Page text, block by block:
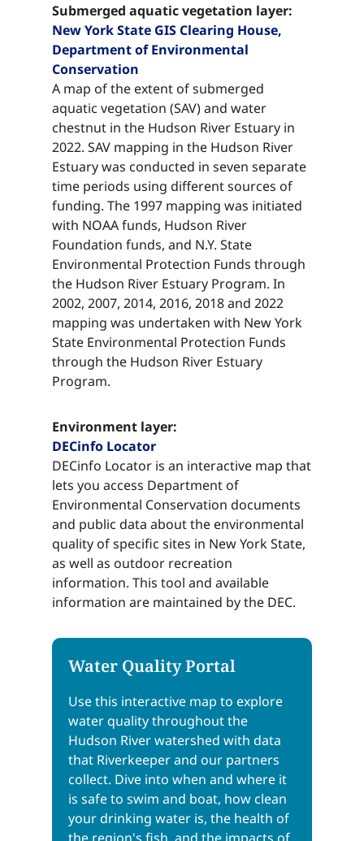
Submerged aquatic vegetation layer:​​​​‌ ‍ ​‍​‍‌‍ ‌ ​‍‌‍‍‌‌‍‌ ‌‍‍‌‌‍ ‍​‍​‍​ ‍‍​‍​‍‌ ​ ‌‍​‌‌‍ ‍‌‍‍‌‌ ‌​‌ ‍‌​‍ ‍‌‍‍‌‌‍ ​‍​‍​‍ ​​‍​‍‌‍‍​‌ ​‍‌‍‌‌‌‍‌‍​‍​‍​ ‍‍​‍​‍‌‍‍​‌ ‌​‌ ‌​‌ ​​‌ ​ ​ ‍‍​‍ ​‍ ‌‍​ ‌‍ ‌‌ ​ ​‍ ‍‌‍ ‌‌‍​‌‌‍‍‌‌‍ ‍​‍ ‍​ ​‍​ ​​​ ​‍​ ‌​‌ ​‍‌‍‌‌‌‍‌​‌‍‌‌‌ ​ ‌‍‍‌‌‍‌ ‌‍ ‍​‍ ‍‌ ​‍‌‍‍‌‌ ‌‍‌‍‌‌‌ ​‍‌‍‍ ‌‍‌‌‌‍‌‌‌ ​​‌‍‌‌‌ ​‍​‍ ‍‌‍ ‌ ​‍‌‍‌ ​‍ ‌‍‍‌‌‍ ‍‌ ‌​‌‍‌‌‌‍ ‍‌ ‌​​‍ ‌‍‌‌‌‍‌​‌‍‍‌‌ ‌​​‍ ‌‍ ‌‌‍ ‌‍‌​‌‍‌‌​ ‌‌ ​​‌ ​‍‌‍‌‌‌ ​ ‌‍‌‌‌‍ ‍‌ ‌​‌‍​‌‌ ‌​‌‍‍‌‌‍ ‌‍ ‍​ ‍ ‌‍‍‌‌‍‌​​ ‌​ ​​​ ‌‌​ ‌‌​ ​ ‌‍​‌‌‍​‍‌‍​‌​ ‌‍​‍ ‌‌‍​‍​ ​‍​ ‌‍‌‍‌‌​‍ ‌​ ‌​‌‍‌​​ ‌ ​ ‌‍​‍ ‌​ ‍​​ ‍‌‌‍‌‍​ ‌​​‍ ‌​ ‌​​ ​ ​ ‍​​ ‍​‌‍‌​‌‍​‌​ ‌‍​ ‍‌​ ​ ​ ‌‍​ ‌ ​ ​‍​ ‍ ‌ ‌​‌ ‍‌‌ ​​‌‍‌‌​ ‌‌‍​‌‌ ​‍‌ ‌​‌‍‍‌‌‍​ ‌‍ ​‌‍‌‌​ ‍ ‌ ​​‌‍​‌‌ ‌​‌‍‍​​ ‌‌‍​ ‌‍ ‌‍ ‍‌ ‌​‌‍‌‌‌‍ ‍‌ ‌​​‍‌‌​ ‌‌‌​​‍‌‌ ‌‍‍ ‌‍‌‌‌ ‍‌​‍‌‌​ ​ ‌​‌​​‍‌‌​ ​ ‌​‌​​‍‌‌​ ​‍​ ​‍‌‍​‌​ ‍​‌‍​‌‌‍​‍​ ​ ‌‍​‌‌‍​‌​ ‌​‌‍‌‍​ ‌​​ ​‍​ ​​​‍‌‌​ ​‍​ ​‍​‍‌‌​ ‌‌‌​‌​​‍ ‍‌‍​ ‌‍‍​‌‍‍‌‌‍ ​‌‍‌​‌ ​‍‌‍‌‌‌‍ ‍​‍‌‌​ ‌‌‌​​‍‌‌ ‌‍‍ ‌‍‌‌‌ ‍‌​‍‌‌​ ​ ‌​‌​​‍‌‌​ ​ ‌​‌​​‍‌‌​ ​‍​ ​‍​ ‌‌​ ​ ‌‍​ ​ ​‌​ ‌ ‌‍‌‍‌‍​‍​ ​ ​ ‌‌​ ‍‌​ ​‍​ ​‍​‍‌‌​ ​‍​ ​‍​‍‌‌​ ‌‌‌​‌​​‍ ‍‌ ‌​‌‍‌‌‌ ‍​‌ ‌​​ ‌‍​‍‌‍​‌‌ ​ ‌‍‌‌‌‌‌‌‌ ​‍‌‍ ​​ ‌‌‍‍​‌ ‌​‌ ‌​‌ ​​‌ ​ ​‍‌‌​ ​ ‌​​‌​‍‌‌​ ​‍‌​‌‍​‍‌‌​ ​‍‌​‌‍‌‍​ ‌‍ ‌‌ ​ ​‍ ‍‌‍ ‌‌‍​‌‌‍‍‌‌‍ ‍​‍ ‍​ ​‍​ ​​​ ​‍​ ‌​‌ ​‍‌‍‌‌‌‍‌​‌‍‌‌‌ ​ ‌‍‍‌‌‍‌ ‌‍ ‍​‍ ‍‌ ​‍‌‍‍‌‌ ‌‍‌‍‌‌‌ ​‍‌‍‍ ‌‍‌‌‌‍‌‌‌ ​​‌‍‌‌‌ ​‍​‍ ‍‌‍ ‌ ​‍‌‍‌ ​‍‌‍‌‍‍‌‌‍‌​​ ‌​ ​​​ ‌‌​ ‌‌​ ​ ‌‍​‌‌‍​‍‌‍​‌​ ‌‍​‍ ‌‌‍​‍​ ​‍​ ‌‍‌‍‌‌​‍ ‌​ ‌​‌‍‌​​ ‌ ​ ‌‍​‍ ‌​ ‍​​ ‍‌‌‍‌‍​ ‌​​‍ ‌​ ‌​​ ​ ​ ‍​​ ‍​‌‍‌​‌‍​‌​ ‌‍​ ‍‌​ ​ ​ ‌‍​ ‌ ​ ​‍​‍‌‍‌ ‌​‌ ‍‌‌ ​​‌‍‌‌​ ‌‌‍​‌‌ ​‍‌ ‌​‌‍‍‌‌‍​ ‌‍ ​‌‍‌‌​‍‌‍‌ ​​‌‍​‌‌ ‌​‌‍‍​​ ‌‌‍​ ‌‍ ‌‍ ‍‌ ‌​‌‍‌‌‌‍ ‍‌ ‌​​‍‌‌​ ‌‌‌​​‍‌‌ ‌‍‍ ‌‍‌‌‌ ‍‌​‍‌‌​ ​ ‌​‌​​‍‌‌​ ​ ‌​‌​​‍‌‌​ ​‍​ ​‍‌‍​‌​ ‍​‌‍​‌‌‍​‍​ ​ ‌‍​‌‌‍​‌​ ‌​‌‍‌‍​ ‌​​ ​‍​ ​​​‍‌‌​ ​‍​ ​‍​‍‌‌​ ‌‌‌​‌​​‍ ‍‌‍​ ‌‍‍​‌‍‍‌‌‍ ​‌‍‌​‌ ​‍‌‍‌‌‌‍ ‍​‍‌‌​ ‌‌‌​​‍‌‌ ‌‍‍ ‌‍‌‌‌ ‍‌​‍‌‌​ ​ ‌​‌​​‍‌‌​ ​ ‌​‌​​‍‌‌​ ​‍​ ​‍​ ‌‌​ ​ ‌‍​ ​ ​‌​ ‌ ‌‍‌‍‌‍​‍​ ​ ​ ‌‌​ ‍‌​ ​‍​ ​‍​‍‌‌​ ​‍​ ​‍​‍‌‌​ ‌‌‌​‌​​‍ ‍‌ ‌​‌‍‌‌‌ ‍​‌ ‌​​‍‌‍‌ ​​‌‍‌‌‌ ​‍‌ ​ ‌ ​​‌‍‌‌‌‍​ ‌ ‌​‌‍‍‌‌ ‌‍‌‍‌‌​ ‌‌ ​​‌ ‌‌‌‍​‍‌‍ ​‌‍‍‌‌ ​ ‌‍‍​‌‍‌‌‌‍‌​​‍​‍‌ ‌
New York State GIS Clearing House,
Department of Environmental
Conservation​​​​‌ ‍ ​‍​‍‌‍ ‌ ​‍‌‍‍‌‌‍‌ ‌‍‍‌‌‍ ‍​‍​‍​ ‍‍​‍​‍‌ ​ ‌‍​‌‌‍ ‍‌‍‍‌‌ ‌​‌ ‍‌​‍ ‍‌‍‍‌‌‍ ​‍​‍​‍ ​​‍​‍‌‍‍​‌ ​‍‌‍‌‌‌‍‌‍​‍​‍​ ‍‍​‍​‍‌‍‍​‌ ‌​‌ ‌​‌ ​​‌ ​ ​ ‍‍​‍ ​‍ ‌‍​ ‌‍ ‌‌ ​ ​‍ ‍‌‍ ‌‌‍​‌‌‍‍‌‌‍ ‍​‍ ‍​ ​‍​ ​​​ ​‍​ ‌​‌ ​‍‌‍‌‌‌‍‌​‌‍‌‌‌ ​ ‌‍‍‌‌‍‌ ‌‍ ‍​‍ ‍‌ ​‍‌‍‍‌‌ ‌‍‌‍‌‌‌ ​‍‌‍‍ ‌‍‌‌‌‍‌‌‌ ​​‌‍‌‌‌ ​‍​‍ ‍‌‍ ‌ ​‍‌‍‌ ​‍ ‌‍‍‌‌‍ ‍‌ ‌​‌‍‌‌‌‍ ‍‌ ‌​​‍ ‌‍‌‌‌‍‌​‌‍‍‌‌ ‌​​‍ ‌‍ ‌‌‍ ‌‍‌​‌‍‌‌​ ‌‌ ​​‌ ​‍‌‍‌‌‌ ​ ‌‍‌‌‌‍ ‍‌ ‌​‌‍​‌‌ ‌​‌‍‍‌‌‍ ‌‍ ‍​ ‍ ‌‍‍‌‌‍‌​​ ‌​ ​​​ ‌‌​ ‌‌​ ​ ‌‍​‌‌‍​‍‌‍​‌​ ‌‍​‍ ‌‌‍​‍​ ​‍​ ‌‍‌‍‌‌​‍ ‌​ ‌​‌‍‌​​ ‌ ​ ‌‍​‍ ‌​ ‍​​ ‍‌‌‍‌‍​ ‌​​‍ ‌​ ‌​​ ​ ​ ‍​​ ‍​‌‍‌​‌‍​‌​ ‌‍​ ‍‌​ ​ ​ ‌‍​ ‌ ​ ​‍​ ‍ ‌ ‌​‌ ‍‌‌ ​​‌‍‌‌​ ‌‌‍​‌‌ ​‍‌ ‌​‌‍‍‌‌‍​ ‌‍ ​‌‍‌‌​ ‍ ‌ ​​‌‍​‌‌ ‌​‌‍‍​​ ‌‌‍​ ‌‍ ‌‍ ‍‌ ‌​‌‍‌‌‌‍ ‍‌ ‌​​‍‌‌​ ‌‌‌​​‍‌‌ ‌‍‍ ‌‍‌‌‌ ‍‌​‍‌‌​ ​ ‌​‌​​‍‌‌​ ​ ‌​‌​​‍‌‌​ ​‍​ ​‍‌‍​‌​ ‍​‌‍​‌‌‍​‍​ ​ ‌‍​‌‌‍​‌​ ‌​‌‍‌‍​ ‌​​ ​‍​ ​​​‍‌‌​ ​‍​ ​‍​‍‌‌​ ‌‌‌​‌​​‍ ‍‌‍​ ‌‍‍​‌‍‍‌‌‍ ​‌‍‌​‌ ​‍‌‍‌‌‌‍ ‍​‍‌‌​ ‌‌‌​​‍‌‌ ‌‍‍ ‌‍‌‌‌ ‍‌​‍‌‌​ ​ ‌​‌​​‍‌‌​ ​ ‌​‌​​‍‌‌​ ​‍​ ​‍‌‍​‌​ ​‌​ ‌‌​ ‌‌​ ​​​ ‍​​ ‌ ‌‍‌​‌‍​‍​ ​‌​ ‌ ​ ​ ​‍‌‌​ ​‍​ ​‍​‍‌‌​ ‌‌‌​‌​​‍ ‍‌ ‌​‌‍‌‌‌ ‍​‌ ‌​​ ‌‍​‍‌‍​‌‌ ​ ‌‍‌‌‌‌‌‌‌ ​‍‌‍ ​​ ‌‌‍‍​‌ ‌​‌ ‌​‌ ​​‌ ​ ​‍‌‌​ ​ ‌​​‌​‍‌‌​ ​‍‌​‌‍​‍‌‌​ ​‍‌​‌‍‌‍​ ‌‍ ‌‌ ​ ​‍ ‍‌‍ ‌‌‍​‌‌‍‍‌‌‍ ‍​‍ ‍​ ​‍​ ​​​ ​‍​ ‌​‌ ​‍‌‍‌‌‌‍‌​‌‍‌‌‌ ​ ‌‍‍‌‌‍‌ ‌‍ ‍​‍ ‍‌ ​‍‌‍‍‌‌ ‌‍‌‍‌‌‌ ​‍‌‍‍ ‌‍‌‌‌‍‌‌‌ ​​‌‍‌‌‌ ​‍​‍ ‍‌‍ ‌ ​‍‌‍‌ ​‍‌‍‌‍‍‌‌‍‌​​ ‌​ ​​​ ‌‌​ ‌‌​ ​ ‌‍​‌‌‍​‍‌‍​‌​ ‌‍​‍ ‌‌‍​‍​ ​‍​ ‌‍‌‍‌‌​‍ ‌​ ‌​‌‍‌​​ ‌ ​ ‌‍​‍ ‌​ ‍​​ ‍‌‌‍‌‍​ ‌​​‍ ‌​ ‌​​ ​ ​ ‍​​ ‍​‌‍‌​‌‍​‌​ ‌‍​ ‍‌​ ​ ​ ‌‍​ ‌ ​ ​‍​‍‌‍‌ ‌​‌ ‍‌‌ ​​‌‍‌‌​ ‌‌‍​‌‌ ​‍‌ ‌​‌‍‍‌‌‍​ ‌‍ ​‌‍‌‌​‍‌‍‌ ​​‌‍​‌‌ ‌​‌‍‍​​ ‌‌‍​ ‌‍ ‌‍ ‍‌ ‌​‌‍‌‌‌‍ ‍‌ ‌​​‍‌‌​ ‌‌‌​​‍‌‌ ‌‍‍ ‌‍‌‌‌ ‍‌​‍‌‌​ ​ ‌​‌​​‍‌‌​ ​ ‌​‌​​‍‌‌​ ​‍​ ​‍‌‍​‌​ ‍​‌‍​‌‌‍​‍​ ​ ‌‍​‌‌‍​‌​ ‌​‌‍‌‍​ ‌​​ ​‍​ ​​​‍‌‌​ ​‍​ ​‍​‍‌‌​ ‌‌‌​‌​​‍ ‍‌‍​ ‌‍‍​‌‍‍‌‌‍ ​‌‍‌​‌ ​‍‌‍‌‌‌‍ ‍​‍‌‌​ ‌‌‌​​‍‌‌ ‌‍‍ ‌‍‌‌‌ ‍‌​‍‌‌​ ​ ‌​‌​​‍‌‌​ ​ ‌​‌​​‍‌‌​ ​‍​ ​‍‌‍​‌​ ​‌​ ‌‌​ ‌‌​ ​​​ ‍​​ ‌ ‌‍‌​‌‍​‍​ ​‌​ ‌ ​ ​ ​‍‌‌​ ​‍​ ​‍​‍‌‌​ ‌‌‌​‌​​‍ ‍‌ ‌​‌‍‌‌‌ ‍​‌ ‌​​‍‌‍‌ ​​‌‍‌‌‌ ​‍‌ ​ ‌ ​​‌‍‌‌‌‍​ ‌ ‌​‌‍‍‌‌ ‌‍‌‍‌‌​ ‌‌ ​​‌ ‌‌‌‍​‍‌‍ ​‌‍‍‌‌ ​ ‌‍‍​‌‍‌‌‌‍‌​​‍​‍‌ ‌
A map of the extent of submerged
aquatic vegetation (SAV) and water
chestnut in the Hudson River Estuary in
2022.​​​​‌ ‍ ​‍​‍‌‍ ‌ ​‍‌‍‍‌‌‍‌ ‌‍‍‌‌‍ ‍​‍​‍​ ‍‍​‍​‍‌ ​ ‌‍​‌‌‍ ‍‌‍‍‌‌ ‌​‌ ‍‌​‍ ‍‌‍‍‌‌‍ ​‍​‍​‍ ​​‍​‍‌‍‍​‌ ​‍‌‍‌‌‌‍‌‍​‍​‍​ ‍‍​‍​‍‌‍‍​‌ ‌​‌ ‌​‌ ​​‌ ​ ​ ‍‍​‍ ​‍ ‌‍​ ‌‍ ‌‌ ​ ​‍ ‍‌‍ ‌‌‍​‌‌‍‍‌‌‍ ‍​‍ ‍​ ​‍​ ​​​ ​‍​ ‌​‌ ​‍‌‍‌‌‌‍‌​‌‍‌‌‌ ​ ‌‍‍‌‌‍‌ ‌‍ ‍​‍ ‍‌ ​‍‌‍‍‌‌ ‌‍‌‍‌‌‌ ​‍‌‍‍ ‌‍‌‌‌‍‌‌‌ ​​‌‍‌‌‌ ​‍​‍ ‍‌‍ ‌ ​‍‌‍‌ ​‍ ‌‍‍‌‌‍ ‍‌ ‌​‌‍‌‌‌‍ ‍‌ ‌​​‍ ‌‍‌‌‌‍‌​‌‍‍‌‌ ‌​​‍ ‌‍ ‌‌‍ ‌‍‌​‌‍‌‌​ ‌‌ ​​‌ ​‍‌‍‌‌‌ ​ ‌‍‌‌‌‍ ‍‌ ‌​‌‍​‌‌ ‌​‌‍‍‌‌‍ ‌‍ ‍​ ‍ ‌‍‍‌‌‍‌​​ ‌​ ​​​ ‌‌​ ‌‌​ ​ ‌‍​‌‌‍​‍‌‍​‌​ ‌‍​‍ ‌‌‍​‍​ ​‍​ ‌‍‌‍‌‌​‍ ‌​ ‌​‌‍‌​​ ‌ ​ ‌‍​‍ ‌​ ‍​​ ‍‌‌‍‌‍​ ‌​​‍ ‌​ ‌​​ ​ ​ ‍​​ ‍​‌‍‌​‌‍​‌​ ‌‍​ ‍‌​ ​ ​ ‌‍​ ‌ ​ ​‍​ ‍ ‌ ‌​‌ ‍‌‌ ​​‌‍‌‌​ ‌‌‍​‌‌ ​‍‌ ‌​‌‍‍‌‌‍​ ‌‍ ​‌‍‌‌​ ‍ ‌ ​​‌‍​‌‌ ‌​‌‍‍​​ ‌‌‍​ ‌‍ ‌‍ ‍‌ ‌​‌‍‌‌‌‍ ‍‌ ‌​​‍‌‌​ ‌‌‌​​‍‌‌ ‌‍‍ ‌‍‌‌‌ ‍‌​‍‌‌​ ​ ‌​‌​​‍‌‌​ ​ ‌​‌​​‍‌‌​ ​‍​ ​‍‌‍​‌​ ‍​‌‍​‌‌‍​‍​ ​ ‌‍​‌‌‍​‌​ ‌​‌‍‌‍​ ‌​​ ​‍​ ​​​‍‌‌​ ​‍​ ​‍​‍‌‌​ ‌‌‌​‌​​‍ ‍‌‍​ ‌‍‍​‌‍‍‌‌‍ ​‌‍‌​‌ ​‍‌‍‌‌‌‍ ‍​‍‌‌​ ‌‌‌​​‍‌‌ ‌‍‍ ‌‍‌‌‌ ‍‌​‍‌‌​ ​ ‌​‌​​‍‌‌​ ​ ‌​‌​​‍‌‌​ ​‍​ ​‍‌‍‌‍‌‍‌​‌‍​ ‌‍‌‍​ ‌‌​ ‌​‌‍​‌‌‍‌‍​ ‍​​ ​​​ ‍‌​ ​​​‍‌‌​ ​‍​ ​‍​‍‌‌​ ‌‌‌​‌​​‍ ‍‌ ‌​‌‍‌‌‌ ‍​‌ ‌​​ ‌‍​‍‌‍​‌‌ ​ ‌‍‌‌‌‌‌‌‌ ​‍‌‍ ​​ ‌‌‍‍​‌ ‌​‌ ‌​‌ ​​‌ ​ ​‍‌‌​ ​ ‌​​‌​‍‌‌​ ​‍‌​‌‍​‍‌‌​ ​‍‌​‌‍‌‍​ ‌‍ ‌‌ ​ ​‍ ‍‌‍ ‌‌‍​‌‌‍‍‌‌‍ ‍​‍ ‍​ ​‍​ ​​​ ​‍​ ‌​‌ ​‍‌‍‌‌‌‍‌​‌‍‌‌‌ ​ ‌‍‍‌‌‍‌ ‌‍ ‍​‍ ‍‌ ​‍‌‍‍‌‌ ‌‍‌‍‌‌‌ ​‍‌‍‍ ‌‍‌‌‌‍‌‌‌ ​​‌‍‌‌‌ ​‍​‍ ‍‌‍ ‌ ​‍‌‍‌ ​‍‌‍‌‍‍‌‌‍‌​​ ‌​ ​​​ ‌‌​ ‌‌​ ​ ‌‍​‌‌‍​‍‌‍​‌​ ‌‍​‍ ‌‌‍​‍​ ​‍​ ‌‍‌‍‌‌​‍ ‌​ ‌​‌‍‌​​ ‌ ​ ‌‍​‍ ‌​ ‍​​ ‍‌‌‍‌‍​ ‌​​‍ ‌​ ‌​​ ​ ​ ‍​​ ‍​‌‍‌​‌‍​‌​ ‌‍​ ‍‌​ ​ ​ ‌‍​ ‌ ​ ​‍​‍‌‍‌ ‌​‌ ‍‌‌ ​​‌‍‌‌​ ‌‌‍​‌‌ ​‍‌ ‌​‌‍‍‌‌‍​ ‌‍ ​‌‍‌‌​‍‌‍‌ ​​‌‍​‌‌ ‌​‌‍‍​​ ‌‌‍​ ‌‍ ‌‍ ‍‌ ‌​‌‍‌‌‌‍ ‍‌ ‌​​‍‌‌​ ‌‌‌​​‍‌‌ ‌‍‍ ‌‍‌‌‌ ‍‌​‍‌‌​ ​ ‌​‌​​‍‌‌​ ​ ‌​‌​​‍‌‌​ ​‍​ ​‍‌‍​‌​ ‍​‌‍​‌‌‍​‍​ ​ ‌‍​‌‌‍​‌​ ‌​‌‍‌‍​ ‌​​ ​‍​ ​​​‍‌‌​ ​‍​ ​‍​‍‌‌​ ‌‌‌​‌​​‍ ‍‌‍​ ‌‍‍​‌‍‍‌‌‍ ​‌‍‌​‌ ​‍‌‍‌‌‌‍ ‍​‍‌‌​ ‌‌‌​​‍‌‌ ‌‍‍ ‌‍‌‌‌ ‍‌​‍‌‌​ ​ ‌​‌​​‍‌‌​ ​ ‌​‌​​‍‌‌​ ​‍​ ​‍‌‍‌‍‌‍‌​‌‍​ ‌‍‌‍​ ‌‌​ ‌​‌‍​‌‌‍‌‍​ ‍​​ ​​​ ‍‌​ ​​​‍‌‌​ ​‍​ ​‍​‍‌‌​ ‌‌‌​‌​​‍ ‍‌ ‌​‌‍‌‌‌ ‍​‌ ‌​​‍‌‍‌ ​​‌‍‌‌‌ ​‍‌ ​ ‌ ​​‌‍‌‌‌‍​ ‌ ‌​‌‍‍‌‌ ‌‍‌‍‌‌​ ‌‌ ​​‌ ‌‌‌‍​‍‌‍ ​‌‍‍‌‌ ​ ‌‍‍​‌‍‌‌‌‍‌​​‍​‍‌ ‌ SAV mapping in the Hudson River
Estuary was conducted in seven separate
time periods using different sources of
funding. The 1997 mapping was initiated
with NOAA funds, Hudson River
Foundation funds, and N.Y. State
Environmental Protection Funds through
the Hudson River Estuary Program. In
2002, 2007, 2014, 2016, 2018 and 2022
mapping was undertaken with New York
State Environmental Protection Funds
through the Hudson River Estuary
Program.​​​​‌ ‍ ​‍​‍‌‍ ‌ ​‍‌‍‍‌‌‍‌ ‌‍‍‌‌‍ ‍​‍​‍​ ‍‍​‍​‍‌ ​ ‌‍​‌‌‍ ‍‌‍‍‌‌ ‌​‌ ‍‌​‍ ‍‌‍‍‌‌‍ ​‍​‍​‍ ​​‍​‍‌‍‍​‌ ​‍‌‍‌‌‌‍‌‍​‍​‍​ ‍‍​‍​‍‌‍‍​‌ ‌​‌ ‌​‌ ​​‌ ​ ​ ‍‍​‍ ​‍ ‌‍​ ‌‍ ‌‌ ​ ​‍ ‍‌‍ ‌‌‍​‌‌‍‍‌‌‍ ‍​‍ ‍​ ​‍​ ​​​ ​‍​ ‌​‌ ​‍‌‍‌‌‌‍‌​‌‍‌‌‌ ​ ‌‍‍‌‌‍‌ ‌‍ ‍​‍ ‍‌ ​‍‌‍‍‌‌ ‌‍‌‍‌‌‌ ​‍‌‍‍ ‌‍‌‌‌‍‌‌‌ ​​‌‍‌‌‌ ​‍​‍ ‍‌‍ ‌ ​‍‌‍‌ ​‍ ‌‍‍‌‌‍ ‍‌ ‌​‌‍‌‌‌‍ ‍‌ ‌​​‍ ‌‍‌‌‌‍‌​‌‍‍‌‌ ‌​​‍ ‌‍ ‌‌‍ ‌‍‌​‌‍‌‌​ ‌‌ ​​‌ ​‍‌‍‌‌‌ ​ ‌‍‌‌‌‍ ‍‌ ‌​‌‍​‌‌ ‌​‌‍‍‌‌‍ ‌‍ ‍​ ‍ ‌‍‍‌‌‍‌​​ ‌​ ​​​ ‌‌​ ‌‌​ ​ ‌‍​‌‌‍​‍‌‍​‌​ ‌‍​‍ ‌‌‍​‍​ ​‍​ ‌‍‌‍‌‌​‍ ‌​ ‌​‌‍‌​​ ‌ ​ ‌‍​‍ ‌​ ‍​​ ‍‌‌‍‌‍​ ‌​​‍ ‌​ ‌​​ ​ ​ ‍​​ ‍​‌‍‌​‌‍​‌​ ‌‍​ ‍‌​ ​ ​ ‌‍​ ‌ ​ ​‍​ ‍ ‌ ‌​‌ ‍‌‌ ​​‌‍‌‌​ ‌‌‍​‌‌ ​‍‌ ‌​‌‍‍‌‌‍​ ‌‍ ​‌‍‌‌​ ‍ ‌ ​​‌‍​‌‌ ‌​‌‍‍​​ ‌‌‍​ ‌‍ ‌‍ ‍‌ ‌​‌‍‌‌‌‍ ‍‌ ‌​​‍‌‌​ ‌‌‌​​‍‌‌ ‌‍‍ ‌‍‌‌‌ ‍‌​‍‌‌​ ​ ‌​‌​​‍‌‌​ ​ ‌​‌​​‍‌‌​ ​‍​ ​‍‌‍​‌​ ‍​‌‍​‌‌‍​‍​ ​ ‌‍​‌‌‍​‌​ ‌​‌‍‌‍​ ‌​​ ​‍​ ​​​‍‌‌​ ​‍​ ​‍​‍‌‌​ ‌‌‌​‌​​‍ ‍‌‍​ ‌‍‍​‌‍‍‌‌‍ ​‌‍‌​‌ ​‍‌‍‌‌‌‍ ‍​‍‌‌​ ‌‌‌​​‍‌‌ ‌‍‍ ‌‍‌‌‌ ‍‌​‍‌‌​ ​ ‌​‌​​‍‌‌​ ​ ‌​‌​​‍‌‌​ ​‍​ ​‍‌‍​‍‌‍‌‌​ ​​​ ​‍​ ​‌​ ‍‌​ ‌​​ ‌ ​ ‍‌​ ​​​ ​​​ ‍​​‍‌‌​ ​‍​ ​‍​‍‌‌​ ‌‌‌​‌​​‍ ‍‌ ‌​‌‍‌‌‌ ‍​‌ ‌​​ ‌‍​‍‌‍​‌‌ ​ ‌‍‌‌‌‌‌‌‌ ​‍‌‍ ​​ ‌‌‍‍​‌ ‌​‌ ‌​‌ ​​‌ ​ ​‍‌‌​ ​ ‌​​‌​‍‌‌​ ​‍‌​‌‍​‍‌‌​ ​‍‌​‌‍‌‍​ ‌‍ ‌‌ ​ ​‍ ‍‌‍ ‌‌‍​‌‌‍‍‌‌‍ ‍​‍ ‍​ ​‍​ ​​​ ​‍​ ‌​‌ ​‍‌‍‌‌‌‍‌​‌‍‌‌‌ ​ ‌‍‍‌‌‍‌ ‌‍ ‍​‍ ‍‌ ​‍‌‍‍‌‌ ‌‍‌‍‌‌‌ ​‍‌‍‍ ‌‍‌‌‌‍‌‌‌ ​​‌‍‌‌‌ ​‍​‍ ‍‌‍ ‌ ​‍‌‍‌ ​‍‌‍‌‍‍‌‌‍‌​​ ‌​ ​​​ ‌‌​ ‌‌​ ​ ‌‍​‌‌‍​‍‌‍​‌​ ‌‍​‍ ‌‌‍​‍​ ​‍​ ‌‍‌‍‌‌​‍ ‌​ ‌​‌‍‌​​ ‌ ​ ‌‍​‍ ‌​ ‍​​ ‍‌‌‍‌‍​ ‌​​‍ ‌​ ‌​​ ​ ​ ‍​​ ‍​‌‍‌​‌‍​‌​ ‌‍​ ‍‌​ ​ ​ ‌‍​ ‌ ​ ​‍​‍‌‍‌ ‌​‌ ‍‌‌ ​​‌‍‌‌​ ‌‌‍​‌‌ ​‍‌ ‌​‌‍‍‌‌‍​ ‌‍ ​‌‍‌‌​‍‌‍‌ ​​‌‍​‌‌ ‌​‌‍‍​​ ‌‌‍​ ‌‍ ‌‍ ‍‌ ‌​‌‍‌‌‌‍ ‍‌ ‌​​‍‌‌​ ‌‌‌​​‍‌‌ ‌‍‍ ‌‍‌‌‌ ‍‌​‍‌‌​ ​ ‌​‌​​‍‌‌​ ​ ‌​‌​​‍‌‌​ ​‍​ ​‍‌‍​‌​ ‍​‌‍​‌‌‍​‍​ ​ ‌‍​‌‌‍​‌​ ‌​‌‍‌‍​ ‌​​ ​‍​ ​​​‍‌‌​ ​‍​ ​‍​‍‌‌​ ‌‌‌​‌​​‍ ‍‌‍​ ‌‍‍​‌‍‍‌‌‍ ​‌‍‌​‌ ​‍‌‍‌‌‌‍ ‍​‍‌‌​ ‌‌‌​​‍‌‌ ‌‍‍ ‌‍‌‌‌ ‍‌​‍‌‌​ ​ ‌​‌​​‍‌‌​ ​ ‌​‌​​‍‌‌​ ​‍​ ​‍‌‍​‍‌‍‌‌​ ​​​ ​‍​ ​‌​ ‍‌​ ‌​​ ‌ ​ ‍‌​ ​​​ ​​​ ‍​​‍‌‌​ ​‍​ ​‍​‍‌‌​ ‌‌‌​‌​​‍ ‍‌ ‌​‌‍‌‌‌ ‍​‌ ‌​​‍‌‍‌ ​​‌‍‌‌‌ ​‍‌ ​ ‌ ​​‌‍‌‌‌‍​ ‌ ‌​‌‍‍‌‌ ‌‍‌‍‌‌​ ‌‌ ​​‌ ‌‌‌‍​‍‌‍ ​‌‍‍‌‌ ​ ‌‍‍​‌‍‌‌‌‍‌​​‍​‍‌ ‌
Environment layer:
DECinfo Locator​​​​‌ ‍ ​‍​‍‌‍ ‌ ​‍‌‍‍‌‌‍‌ ‌‍‍‌‌‍ ‍​‍​‍​ ‍‍​‍​‍‌ ​ ‌‍​‌‌‍ ‍‌‍‍‌‌ ‌​‌ ‍‌​‍ ‍‌‍‍‌‌‍ ​‍​‍​‍ ​​‍​‍‌‍‍​‌ ​‍‌‍‌‌‌‍‌‍​‍​‍​ ‍‍​‍​‍‌‍‍​‌ ‌​‌ ‌​‌ ​​‌ ​ ​ ‍‍​‍ ​‍ ‌‍​ ‌‍ ‌‌ ​ ​‍ ‍‌‍ ‌‌‍​‌‌‍‍‌‌‍ ‍​‍ ‍​ ​‍​ ​​​ ​‍​ ‌​‌ ​‍‌‍‌‌‌‍‌​‌‍‌‌‌ ​ ‌‍‍‌‌‍‌ ‌‍ ‍​‍ ‍‌ ​‍‌‍‍‌‌ ‌‍‌‍‌‌‌ ​‍‌‍‍ ‌‍‌‌‌‍‌‌‌ ​​‌‍‌‌‌ ​‍​‍ ‍‌‍ ‌ ​‍‌‍‌ ​‍ ‌‍‍‌‌‍ ‍‌ ‌​‌‍‌‌‌‍ ‍‌ ‌​​‍ ‌‍‌‌‌‍‌​‌‍‍‌‌ ‌​​‍ ‌‍ ‌‌‍ ‌‍‌​‌‍‌‌​ ‌‌ ​​‌ ​‍‌‍‌‌‌ ​ ‌‍‌‌‌‍ ‍‌ ‌​‌‍​‌‌ ‌​‌‍‍‌‌‍ ‌‍ ‍​ ‍ ‌‍‍‌‌‍‌​​ ‌​ ​​​ ‌‌​ ‌‌​ ​ ‌‍​‌‌‍​‍‌‍​‌​ ‌‍​‍ ‌‌‍​‍​ ​‍​ ‌‍‌‍‌‌​‍ ‌​ ‌​‌‍‌​​ ‌ ​ ‌‍​‍ ‌​ ‍​​ ‍‌‌‍‌‍​ ‌​​‍ ‌​ ‌​​ ​ ​ ‍​​ ‍​‌‍‌​‌‍​‌​ ‌‍​ ‍‌​ ​ ​ ‌‍​ ‌ ​ ​‍​ ‍ ‌ ‌​‌ ‍‌‌ ​​‌‍‌‌​ ‌‌‍​‌‌ ​‍‌ ‌​‌‍‍‌‌‍​ ‌‍ ​‌‍‌‌​ ‍ ‌ ​​‌‍​‌‌ ‌​‌‍‍​​ ‌‌‍​ ‌‍ ‌‍ ‍‌ ‌​‌‍‌‌‌‍ ‍‌ ‌​​‍‌‌​ ‌‌‌​​‍‌‌ ‌‍‍ ‌‍‌‌‌ ‍‌​‍‌‌​ ​ ‌​‌​​‍‌‌​ ​ ‌​‌​​‍‌‌​ ​‍​ ​‍​ ​‍​ ​ ‌‍‌‍​ ​‍​ ‌‍‌‍​‍​ ‍​​ ‍‌​ ‍‌​ ‌​​ ​​​ ​‍​‍‌‌​ ​‍​ ​‍​‍‌‌​ ‌‌‌​‌​​‍ ‍‌‍​ ‌‍‍​‌‍‍‌‌‍ ​‌‍‌​‌ ​‍‌‍‌‌‌‍ ‍​‍‌‌​ ‌‌‌​​‍‌‌ ‌‍‍ ‌‍‌‌‌ ‍‌​‍‌‌​ ​ ‌​‌​​‍‌‌​ ​ ‌​‌​​‍‌‌​ ​‍​ ​‍‌‍‌‍​ ‌​​ ‌​​ ‌​​ ​ ​ ‌‌‌‍​ ‌‍​ ​ ​‍​ ‍​​ ​ ‌‍‌‍​‍‌‌​ ​‍​ ​‍​‍‌‌​ ‌‌‌​‌​​‍ ‍‌ ‌​‌‍‌‌‌ ‍​‌ ‌​​ ‌‍​‍‌‍​‌‌ ​ ‌‍‌‌‌‌‌‌‌ ​‍‌‍ ​​ ‌‌‍‍​‌ ‌​‌ ‌​‌ ​​‌ ​ ​‍‌‌​ ​ ‌​​‌​‍‌‌​ ​‍‌​‌‍​‍‌‌​ ​‍‌​‌‍‌‍​ ‌‍ ‌‌ ​ ​‍ ‍‌‍ ‌‌‍​‌‌‍‍‌‌‍ ‍​‍ ‍​ ​‍​ ​​​ ​‍​ ‌​‌ ​‍‌‍‌‌‌‍‌​‌‍‌‌‌ ​ ‌‍‍‌‌‍‌ ‌‍ ‍​‍ ‍‌ ​‍‌‍‍‌‌ ‌‍‌‍‌‌‌ ​‍‌‍‍ ‌‍‌‌‌‍‌‌‌ ​​‌‍‌‌‌ ​‍​‍ ‍‌‍ ‌ ​‍‌‍‌ ​‍‌‍‌‍‍‌‌‍‌​​ ‌​ ​​​ ‌‌​ ‌‌​ ​ ‌‍​‌‌‍​‍‌‍​‌​ ‌‍​‍ ‌‌‍​‍​ ​‍​ ‌‍‌‍‌‌​‍ ‌​ ‌​‌‍‌​​ ‌ ​ ‌‍​‍ ‌​ ‍​​ ‍‌‌‍‌‍​ ‌​​‍ ‌​ ‌​​ ​ ​ ‍​​ ‍​‌‍‌​‌‍​‌​ ‌‍​ ‍‌​ ​ ​ ‌‍​ ‌ ​ ​‍​‍‌‍‌ ‌​‌ ‍‌‌ ​​‌‍‌‌​ ‌‌‍​‌‌ ​‍‌ ‌​‌‍‍‌‌‍​ ‌‍ ​‌‍‌‌​‍‌‍‌ ​​‌‍​‌‌ ‌​‌‍‍​​ ‌‌‍​ ‌‍ ‌‍ ‍‌ ‌​‌‍‌‌‌‍ ‍‌ ‌​​‍‌‌​ ‌‌‌​​‍‌‌ ‌‍‍ ‌‍‌‌‌ ‍‌​‍‌‌​ ​ ‌​‌​​‍‌‌​ ​ ‌​‌​​‍‌‌​ ​‍​ ​‍​ ​‍​ ​ ‌‍‌‍​ ​‍​ ‌‍‌‍​‍​ ‍​​ ‍‌​ ‍‌​ ‌​​ ​​​ ​‍​‍‌‌​ ​‍​ ​‍​‍‌‌​ ‌‌‌​‌​​‍ ‍‌‍​ ‌‍‍​‌‍‍‌‌‍ ​‌‍‌​‌ ​‍‌‍‌‌‌‍ ‍​‍‌‌​ ‌‌‌​​‍‌‌ ‌‍‍ ‌‍‌‌‌ ‍‌​‍‌‌​ ​ ‌​‌​​‍‌‌​ ​ ‌​‌​​‍‌‌​ ​‍​ ​‍‌‍‌‍​ ‌​​ ‌​​ ‌​​ ​ ​ ‌‌‌‍​ ‌‍​ ​ ​‍​ ‍​​ ​ ‌‍‌‍​‍‌‌​ ​‍​ ​‍​‍‌‌​ ‌‌‌​‌​​‍ ‍‌ ‌​‌‍‌‌‌ ‍​‌ ‌​​‍‌‍‌ ​​‌‍‌‌‌ ​‍‌ ​ ‌ ​​‌‍‌‌‌‍​ ‌ ‌​‌‍‍‌‌ ‌‍‌‍‌‌​ ‌‌ ​​‌ ‌‌‌‍​‍‌‍ ​‌‍‍‌‌ ​ ‌‍‍​‌‍‌‌‌‍‌​​‍​‍‌ ‌
DECinfo Locator is an interactive map that
lets you access Department of
Environmental Conservation documents
and public data about the environmental
quality of specific sites in New York State,
as well as outdoor recreation
information. This tool and available
information are maintained by the DEC.​​​​‌ ‍ ​‍​‍‌‍ ‌ ​‍‌‍‍‌‌‍‌ ‌‍‍‌‌‍ ‍​‍​‍​ ‍‍​‍​‍‌ ​ ‌‍​‌‌‍ ‍‌‍‍‌‌ ‌​‌ ‍‌​‍ ‍‌‍‍‌‌‍ ​‍​‍​‍ ​​‍​‍‌‍‍​‌ ​‍‌‍‌‌‌‍‌‍​‍​‍​ ‍‍​‍​‍‌‍‍​‌ ‌​‌ ‌​‌ ​​‌ ​ ​ ‍‍​‍ ​‍ ‌‍​ ‌‍ ‌‌ ​ ​‍ ‍‌‍ ‌‌‍​‌‌‍‍‌‌‍ ‍​‍ ‍​ ​‍​ ​​​ ​‍​ ‌​‌ ​‍‌‍‌‌‌‍‌​‌‍‌‌‌ ​ ‌‍‍‌‌‍‌ ‌‍ ‍​‍ ‍‌ ​‍‌‍‍‌‌ ‌‍‌‍‌‌‌ ​‍‌‍‍ ‌‍‌‌‌‍‌‌‌ ​​‌‍‌‌‌ ​‍​‍ ‍‌‍ ‌ ​‍‌‍‌ ​‍ ‌‍‍‌‌‍ ‍‌ ‌​‌‍‌‌‌‍ ‍‌ ‌​​‍ ‌‍‌‌‌‍‌​‌‍‍‌‌ ‌​​‍ ‌‍ ‌‌‍ ‌‍‌​‌‍‌‌​ ‌‌ ​​‌ ​‍‌‍‌‌‌ ​ ‌‍‌‌‌‍ ‍‌ ‌​‌‍​‌‌ ‌​‌‍‍‌‌‍ ‌‍ ‍​ ‍ ‌‍‍‌‌‍‌​​ ‌​ ​​​ ‌‌​ ‌‌​ ​ ‌‍​‌‌‍​‍‌‍​‌​ ‌‍​‍ ‌‌‍​‍​ ​‍​ ‌‍‌‍‌‌​‍ ‌​ ‌​‌‍‌​​ ‌ ​ ‌‍​‍ ‌​ ‍​​ ‍‌‌‍‌‍​ ‌​​‍ ‌​ ‌​​ ​ ​ ‍​​ ‍​‌‍‌​‌‍​‌​ ‌‍​ ‍‌​ ​ ​ ‌‍​ ‌ ​ ​‍​ ‍ ‌ ‌​‌ ‍‌‌ ​​‌‍‌‌​ ‌‌‍​‌‌ ​‍‌ ‌​‌‍‍‌‌‍​ ‌‍ ​‌‍‌‌​ ‍ ‌ ​​‌‍​‌‌ ‌​‌‍‍​​ ‌‌‍​ ‌‍ ‌‍ ‍‌ ‌​‌‍‌‌‌‍ ‍‌ ‌​​‍‌‌​ ‌‌‌​​‍‌‌ ‌‍‍ ‌‍‌‌‌ ‍‌​‍‌‌​ ​ ‌​‌​​‍‌‌​ ​ ‌​‌​​‍‌‌​ ​‍​ ​‍​ ​‍​ ​ ‌‍‌‍​ ​‍​ ‌‍‌‍​‍​ ‍​​ ‍‌​ ‍‌​ ‌​​ ​​​ ​‍​‍‌‌​ ​‍​ ​‍​‍‌‌​ ‌‌‌​‌​​‍ ‍‌‍​ ‌‍‍​‌‍‍‌‌‍ ​‌‍‌​‌ ​‍‌‍‌‌‌‍ ‍​‍‌‌​ ‌‌‌​​‍‌‌ ‌‍‍ ‌‍‌‌‌ ‍‌​‍‌‌​ ​ ‌​‌​​‍‌‌​ ​ ‌​‌​​‍‌‌​ ​‍​ ​‍‌‍​‍​ ​ ‌‍‌‍​ ‌‍​ ​ ​ ​‌‌‍‌​​ ‍‌‌‍​‍‌‍​‍‌‍​ ‌‍‌‍​‍‌‌​ ​‍​ ​‍​‍‌‌​ ‌‌‌​‌​​‍ ‍‌ ‌​‌‍‌‌‌ ‍​‌ ‌​​ ‌‍​‍‌‍​‌‌ ​ ‌‍‌‌‌‌‌‌‌ ​‍‌‍ ​​ ‌‌‍‍​‌ ‌​‌ ‌​‌ ​​‌ ​ ​‍‌‌​ ​ ‌​​‌​‍‌‌​ ​‍‌​‌‍​‍‌‌​ ​‍‌​‌‍‌‍​ ‌‍ ‌‌ ​ ​‍ ‍‌‍ ‌‌‍​‌‌‍‍‌‌‍ ‍​‍ ‍​ ​‍​ ​​​ ​‍​ ‌​‌ ​‍‌‍‌‌‌‍‌​‌‍‌‌‌ ​ ‌‍‍‌‌‍‌ ‌‍ ‍​‍ ‍‌ ​‍‌‍‍‌‌ ‌‍‌‍‌‌‌ ​‍‌‍‍ ‌‍‌‌‌‍‌‌‌ ​​‌‍‌‌‌ ​‍​‍ ‍‌‍ ‌ ​‍‌‍‌ ​‍‌‍‌‍‍‌‌‍‌​​ ‌​ ​​​ ‌‌​ ‌‌​ ​ ‌‍​‌‌‍​‍‌‍​‌​ ‌‍​‍ ‌‌‍​‍​ ​‍​ ‌‍‌‍‌‌​‍ ‌​ ‌​‌‍‌​​ ‌ ​ ‌‍​‍ ‌​ ‍​​ ‍‌‌‍‌‍​ ‌​​‍ ‌​ ‌​​ ​ ​ ‍​​ ‍​‌‍‌​‌‍​‌​ ‌‍​ ‍‌​ ​ ​ ‌‍​ ‌ ​ ​‍​‍‌‍‌ ‌​‌ ‍‌‌ ​​‌‍‌‌​ ‌‌‍​‌‌ ​‍‌ ‌​‌‍‍‌‌‍​ ‌‍ ​‌‍‌‌​‍‌‍‌ ​​‌‍​‌‌ ‌​‌‍‍​​ ‌‌‍​ ‌‍ ‌‍ ‍‌ ‌​‌‍‌‌‌‍ ‍‌ ‌​​‍‌‌​ ‌‌‌​​‍‌‌ ‌‍‍ ‌‍‌‌‌ ‍‌​‍‌‌​ ​ ‌​‌​​‍‌‌​ ​ ‌​‌​​‍‌‌​ ​‍​ ​‍​ ​‍​ ​ ‌‍‌‍​ ​‍​ ‌‍‌‍​‍​ ‍​​ ‍‌​ ‍‌​ ‌​​ ​​​ ​‍​‍‌‌​ ​‍​ ​‍​‍‌‌​ ‌‌‌​‌​​‍ ‍‌‍​ ‌‍‍​‌‍‍‌‌‍ ​‌‍‌​‌ ​‍‌‍‌‌‌‍ ‍​‍‌‌​ ‌‌‌​​‍‌‌ ‌‍‍ ‌‍‌‌‌ ‍‌​‍‌‌​ ​ ‌​‌​​‍‌‌​ ​ ‌​‌​​‍‌‌​ ​‍​ ​‍‌‍​‍​ ​ ‌‍‌‍​ ‌‍​ ​ ​ ​‌‌‍‌​​ ‍‌‌‍​‍‌‍​‍‌‍​ ‌‍‌‍​‍‌‌​ ​‍​ ​‍​‍‌‌​ ‌‌‌​‌​​‍ ‍‌ ‌​‌‍‌‌‌ ‍​‌ ‌​​‍‌‍‌ ​​‌‍‌‌‌ ​‍‌ ​ ‌ ​​‌‍‌‌‌‍​ ‌ ‌​‌‍‍‌‌ ‌‍‌‍‌‌​ ‌‌ ​​‌ ‌‌‌‍​‍‌‍ ​‌‍‍‌‌ ​ ‌‍‍​‌‍‌‌‌‍‌​​‍​‍‌ ‌
Water Quality Portal​​​​‌ ‍ ​‍​‍‌‍ ‌ ​‍‌‍‍‌‌‍‌ ‌‍‍‌‌‍ ‍​‍​‍​ ‍‍​‍​‍‌ ​ ‌‍​‌‌‍ ‍‌‍‍‌‌ ‌​‌ ‍‌​‍ ‍‌‍‍‌‌‍ ​‍​‍​‍ ​​‍​‍‌‍‍​‌ ​‍‌‍‌‌‌‍‌‍​‍​‍​ ‍‍​‍​‍‌‍‍​‌ ‌​‌ ‌​‌ ​​‌ ​ ​ ‍‍​‍ ​‍ ‌‍​ ‌‍ ‌‌ ​ ​‍ ‍‌‍ ‌‌‍​‌‌‍‍‌‌‍ ‍​‍ ‍​ ​‍​ ​​​ ​‍​ ‌​‌ ​‍‌‍‌‌‌‍‌​‌‍‌‌‌ ​ ‌‍‍‌‌‍‌ ‌‍ ‍​‍ ‍‌ ​‍‌‍‍‌‌ ‌‍‌‍‌‌‌ ​‍‌‍‍ ‌‍‌‌‌‍‌‌‌ ​​‌‍‌‌‌ ​‍​‍ ‍‌‍ ‌ ​‍‌‍‌ ​‍ ‌‍‍‌‌‍ ‍‌ ‌​‌‍‌‌‌‍ ‍‌ ‌​​‍ ‌‍‌‌‌‍‌​‌‍‍‌‌ ‌​​‍ ‌‍ ‌‌‍ ‌‍‌​‌‍‌‌​ ‌‌ ​​‌ ​‍‌‍‌‌‌ ​ ‌‍‌‌‌‍ ‍‌ ‌​‌‍​‌‌ ‌​‌‍‍‌‌‍ ‌‍ ‍​ ‍ ‌‍‍‌‌‍‌​​ ‌‌‍‌‍‌‍‌‌​ ‌​​ ‌ ‌‍‌‌‌‍‌‍​ ​​​ ‌​​‍ ‌​ ‌‍‌‍‌‌​ ​‍‌‍‌​​‍ ‌​ ‌​​ ‌ ​ ‌‍​ ‍‌​‍ ‌‌‍​‌​ ​‍‌‍​‌​ ‌ ​‍ ‌‌‍‌‍​ ​‌​ ‌‍​ ​​‌‍‌‌​ ​‍​ ‌‍​ ‍​‌‍‌‌‌‍​‍‌‍​ ‌‍​‍​ ‍ ‌ ‌​‌ ‍‌‌ ​​‌‍‌‌​ ‌‌‍‌‍‌‍ ‌‍​ ‌ ‌‌‌ ​ ‌​​‌‌ ​‍‌‍‌‌‌‍​‌​ ‍ ‌ ​​‌‍​‌‌ ‌​‌‍‍​​ ‌‌‍‍‌‌ ​ ‌ ​ ‌ ‌‌‌‍‌‌‌​ ‌ ‌‍‌‍‌‌‌ ​‍‌ ‌‍‌‍‍‌‌‍‌‌‌ ‌ ​‍ ‍‌‍​ ‌‍ ‌‍ ‍‌ ‌​‌‍‌‌‌‍ ‍‌ ‌​​‍‌‌​ ‌‌‌​​‍‌‌ ‌‍‍ ‌‍‌‌‌ ‍‌​‍‌‌​ ​ ‌​‌​​‍‌‌​ ​ ‌​‌​​‍‌‌​ ​‍​ ​‍‌‍​ ​ ​ ​ ‌​​ ‌ ‌‍​‍‌‍‌‌​ ‌‌​ ​‍​ ​‌​ ‌ ​ ‍​​ ​‌​‍‌‌​ ​‍​ ​‍​‍‌‌​ ‌‌‌​‌​​‍ ‍‌ ‌​‌‍‍‌‌ ‌​‌‍ ​‌‍‌‌​ ‌‍​‍‌‍​‌‌ ​ ‌‍‌‌‌‌‌‌‌ ​‍‌‍ ​​ ‌‌‍‍​‌ ‌​‌ ‌​‌ ​​‌ ​ ​‍‌‌​ ​ ‌​​‌​‍‌‌​ ​‍‌​‌‍​‍‌‌​ ​‍‌​‌‍‌‍​ ‌‍ ‌‌ ​ ​‍ ‍‌‍ ‌‌‍​‌‌‍‍‌‌‍ ‍​‍ ‍​ ​‍​ ​​​ ​‍​ ‌​‌ ​‍‌‍‌‌‌‍‌​‌‍‌‌‌ ​ ‌‍‍‌‌‍‌ ‌‍ ‍​‍ ‍‌ ​‍‌‍‍‌‌ ‌‍‌‍‌‌‌ ​‍‌‍‍ ‌‍‌‌‌‍‌‌‌ ​​‌‍‌‌‌ ​‍​‍ ‍‌‍ ‌ ​‍‌‍‌ ​‍‌‍‌‍‍‌‌‍‌​​ ‌‌‍‌‍‌‍‌‌​ ‌​​ ‌ ‌‍‌‌‌‍‌‍​ ​​​ ‌​​‍ ‌​ ‌‍‌‍‌‌​ ​‍‌‍‌​​‍ ‌​ ‌​​ ‌ ​ ‌‍​ ‍‌​‍ ‌‌‍​‌​ ​‍‌‍​‌​ ‌ ​‍ ‌‌‍‌‍​ ​‌​ ‌‍​ ​​‌‍‌‌​ ​‍​ ‌‍​ ‍​‌‍‌‌‌‍​‍‌‍​ ‌‍​‍​‍‌‍‌ ‌​‌ ‍‌‌ ​​‌‍‌‌​ ‌‌‍‌‍‌‍ ‌‍​ ‌ ‌‌‌ ​ ‌​​‌‌ ​‍‌‍‌‌‌‍​‌​‍‌‍‌ ​​‌‍​‌‌ ‌​‌‍‍​​ ‌‌‍‍‌‌ ​ ‌ ​ ‌ ‌‌‌‍‌‌‌​ ‌ ‌‍‌‍‌‌‌ ​‍‌ ‌‍‌‍‍‌‌‍‌‌‌ ‌ ​‍ ‍‌‍​ ‌‍ ‌‍ ‍‌ ‌​‌‍‌‌‌‍ ‍‌ ‌​​‍‌‌​ ‌‌‌​​‍‌‌ ‌‍‍ ‌‍‌‌‌ ‍‌​‍‌‌​ ​ ‌​‌​​‍‌‌​ ​ ‌​‌​​‍‌‌​ ​‍​ ​‍‌‍​ ​ ​ ​ ‌​​ ‌ ‌‍​‍‌‍‌‌​ ‌‌​ ​‍​ ​‌​ ‌ ​ ‍​​ ​‌​‍‌‌​ ​‍​ ​‍​‍‌‌​ ‌‌‌​‌​​‍ ‍‌ ‌​‌‍‍‌‌ ‌​‌‍ ​‌‍‌‌​‍‌‍‌ ​​‌‍‌‌‌ ​‍‌ ​ ‌ ​​‌‍‌‌‌‍​ ‌ ‌​‌‍‍‌‌ ‌‍‌‍‌‌​ ‌‌ ​​‌ ‌‌‌‍​‍‌‍ ​‌‍‍‌‌ ​ ‌‍‍​‌‍‌‌‌‍‌​​‍​‍‌ ‌​​​​‌ ‍ ​‍​‍‌‍ ‌ ​‍‌‍‍‌‌‍‌ ‌‍‍‌‌‍ ‍​‍​‍​ ‍‍​‍​‍‌ ​ ‌‍​‌‌‍ ‍‌‍‍‌‌ ‌​‌ ‍‌​‍ ‍‌‍‍‌‌‍ ​‍​‍​‍ ​​‍​‍‌‍‍​‌ ​‍‌‍‌‌‌‍‌‍​‍​‍​ ‍‍​‍​‍‌‍‍​‌ ‌​‌ ‌​‌ ​​‌ ​ ​ ‍‍​‍ ​‍ ‌‍​ ‌‍ ‌‌ ​ ​‍ ‍‌‍ ‌‌‍​‌‌‍‍‌‌‍ ‍​‍ ‍​ ​‍​ ​​​ ​‍​ ‌​‌ ​‍‌‍‌‌‌‍‌​‌‍‌‌‌ ​ ‌‍‍‌‌‍‌ ‌‍ ‍​‍ ‍‌ ​‍‌‍‍‌‌ ‌‍‌‍‌‌‌ ​‍‌‍‍ ‌‍‌‌‌‍‌‌‌ ​​‌‍‌‌‌ ​‍​‍ ‍‌‍ ‌ ​‍‌‍‌ ​‍ ‌‍‍‌‌‍ ‍‌ ‌​‌‍‌‌‌‍ ‍‌ ‌​​‍ ‌‍‌‌‌‍‌​‌‍‍‌‌ ‌​​‍ ‌‍ ‌‌‍ ‌‍‌​‌‍‌‌​ ‌‌ ​​‌ ​‍‌‍‌‌‌ ​ ‌‍‌‌‌‍ ‍‌ ‌​‌‍​‌‌ ‌​‌‍‍‌‌‍ ‌‍ ‍​ ‍ ‌‍‍‌‌‍‌​​ ‌​ ​​​ ‌‌​ ‌‌​ ​ ‌‍​‌‌‍​‍‌‍​‌​ ‌‍​‍ ‌‌‍​‍​ ​‍​ ‌‍‌‍‌‌​‍ ‌​ ‌​‌‍‌​​ ‌ ​ ‌‍​‍ ‌​ ‍​​ ‍‌‌‍‌‍​ ‌​​‍ ‌​ ‌​​ ​ ​ ‍​​ ‍​‌‍‌​‌‍​‌​ ‌‍​ ‍‌​ ​ ​ ‌‍​ ‌ ​ ​‍​ ‍ ‌ ‌​‌ ‍‌‌ ​​‌‍‌‌​ ‌‌‍​‌‌ ​‍‌ ‌​‌‍‍‌‌‍​ ‌‍ ​‌‍‌‌​ ‍ ‌ ​​‌‍​‌‌ ‌​‌‍‍​​ ‌‌‍​ ‌‍ ‌‍ ‍‌ ‌​‌‍‌‌‌‍ ‍‌ ‌​​‍‌‌​ ‌‌‌​​‍‌‌ ‌‍‍ ‌‍‌‌‌ ‍‌​‍‌‌​ ​ ‌​‌​​‍‌‌​ ​ ‌​‌​​‍‌‌​ ​‍​ ​‍​ ‌‍​ ​‌​ ‍​‌‍​‌​ ‌​‌‍‌​‌‍​ ‌‍​‌​ ‌‍​ ‌​‌‍​‌​ ​​​‍‌‌​ ​‍​ ​‍​‍‌‌​ ‌‌‌​‌​​‍ ‍‌ ‌​‌‍‍‌‌ ‌​‌‍ ​‌‍‌‌​ ‌‍​‍‌‍​‌‌ ​ ‌‍‌‌‌‌‌‌‌ ​‍‌‍ ​​ ‌‌‍‍​‌ ‌​‌ ‌​‌ ​​‌ ​ ​‍‌‌​ ​ ‌​​‌​‍‌‌​ ​‍‌​‌‍​‍‌‌​ ​‍‌​‌‍‌‍​ ‌‍ ‌‌ ​ ​‍ ‍‌‍ ‌‌‍​‌‌‍‍‌‌‍ ‍​‍ ‍​ ​‍​ ​​​ ​‍​ ‌​‌ ​‍‌‍‌‌‌‍‌​‌‍‌‌‌ ​ ‌‍‍‌‌‍‌ ‌‍ ‍​‍ ‍‌ ​‍‌‍‍‌‌ ‌‍‌‍‌‌‌ ​‍‌‍‍ ‌‍‌‌‌‍‌‌‌ ​​‌‍‌‌‌ ​‍​‍ ‍‌‍ ‌ ​‍‌‍‌ ​‍‌‍‌‍‍‌‌‍‌​​ ‌​ ​​​ ‌‌​ ‌‌​ ​ ‌‍​‌‌‍​‍‌‍​‌​ ‌‍​‍ ‌‌‍​‍​ ​‍​ ‌‍‌‍‌‌​‍ ‌​ ‌​‌‍‌​​ ‌ ​ ‌‍​‍ ‌​ ‍​​ ‍‌‌‍‌‍​ ‌​​‍ ‌​ ‌​​ ​ ​ ‍​​ ‍​‌‍‌​‌‍​‌​ ‌‍​ ‍‌​ ​ ​ ‌‍​ ‌ ​ ​‍​‍‌‍‌ ‌​‌ ‍‌‌ ​​‌‍‌‌​ ‌‌‍​‌‌ ​‍‌ ‌​‌‍‍‌‌‍​ ‌‍ ​‌‍‌‌​‍‌‍‌ ​​‌‍​‌‌ ‌​‌‍‍​​ ‌‌‍​ ‌‍ ‌‍ ‍‌ ‌​‌‍‌‌‌‍ ‍‌ ‌​​‍‌‌​ ‌‌‌​​‍‌‌ ‌‍‍ ‌‍‌‌‌ ‍‌​‍‌‌​ ​ ‌​‌​​‍‌‌​ ​ ‌​‌​​‍‌‌​ ​‍​ ​‍​ ‌‍​ ​‌​ ‍​‌‍​‌​ ‌​‌‍‌​‌‍​ ‌‍​‌​ ‌‍​ ‌​‌‍​‌​ ​​​‍‌‌​ ​‍​ ​‍​‍‌‌​ ‌‌‌​‌​​‍ ‍‌ ‌​‌‍‍‌‌ ‌​‌‍ ​‌‍‌‌​‍‌‍‌ ​​‌‍‌‌‌ ​‍‌ ​ ‌ ​​‌‍‌‌‌‍​ ‌ ‌​‌‍‍‌‌ ‌‍‌‍‌‌​ ‌‌ ​​‌ ‌‌‌‍​‍‌‍ ​‌‍‍‌‌ ​ ‌‍‍​‌‍‌‌‌‍‌​​‍​‍‌ ‌
‌ ‍ ​‍​Use this interactive map to explore
water quality throughout the
Hudson River watershed with data
that Riverkeeper and our partners
collect. Dive into when and where it
is safe to swim and boat, how clean
your drinking water is, the health of